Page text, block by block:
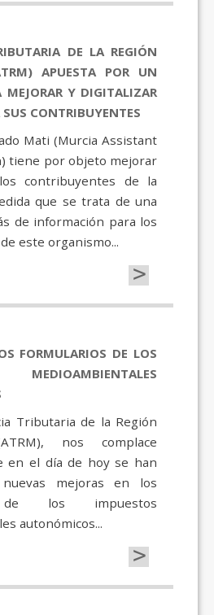
DE LA REGIÓN
APUESTA POR UN
MEJORAR Y DIGITALIZAR
CONTRIBUYENTES
Mati (Murcia Assistant
tiene por objeto mejorar
contribuyentes de la
que se trata de una
de información para los
este organismo...
>
FORMULARIOS DE LOS
Tributaria de la Región
nos complace
en el día de hoy se han
nuevas mejoras en los
de los impuestos
autonómicos...
>